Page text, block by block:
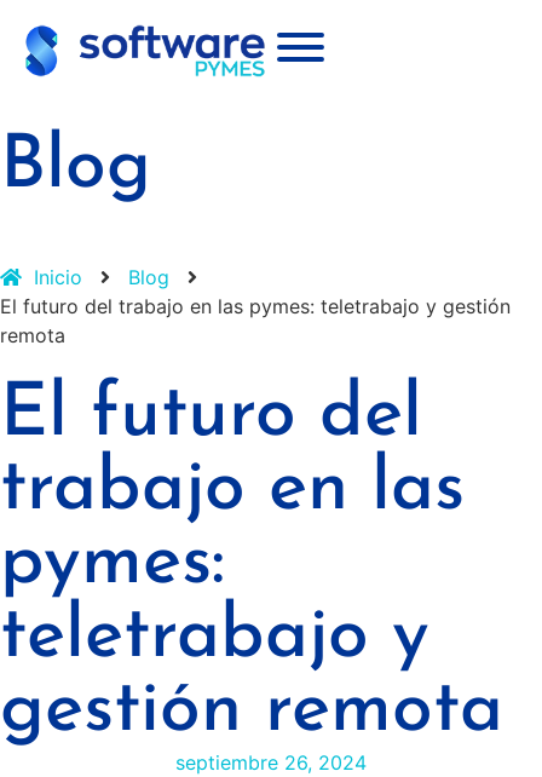
Blog
Inicio
Blog
El futuro del trabajo en las pymes: teletrabajo y gestión
remota
El futuro del
trabajo en las
pymes:
teletrabajo y
gestión remota
septiembre 26, 2024